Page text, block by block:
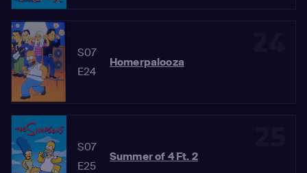
S07
E24
Homerpalooza
S07
E25
Summer of 4 Ft. 2